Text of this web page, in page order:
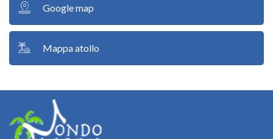
Google map
Mappa atollo